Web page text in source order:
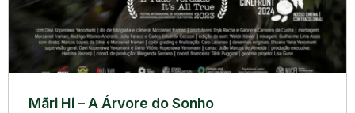
Mãri Hi – A Árvore do Sonho